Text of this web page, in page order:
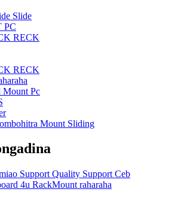
Slide
PC
RECK
RECK
Mount Pc
Mount Sliding